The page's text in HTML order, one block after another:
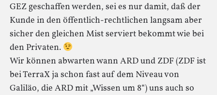
GEZ geschaffen werden, sei es nur damit, daß der
Kunde in den öffentlich-rechtlichen langsam aber
sicher den gleichen Mist serviert bekommt wie bei
den Privaten.
Wir können abwarten wann ARD und ZDF (ZDF ist
bei TerraX ja schon fast auf dem Niveau von
Galiläo, die ARD mit „Wissen um 8“) uns auch so